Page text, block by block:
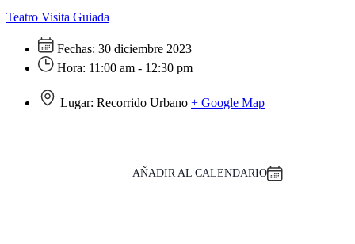
Teatro Visita Guiada
Fechas: 30 diciembre 2023
Hora: 11:00 am - 12:30 pm
Lugar: Recorrido Urbano + Google Map
AÑADIR AL CALENDARIO